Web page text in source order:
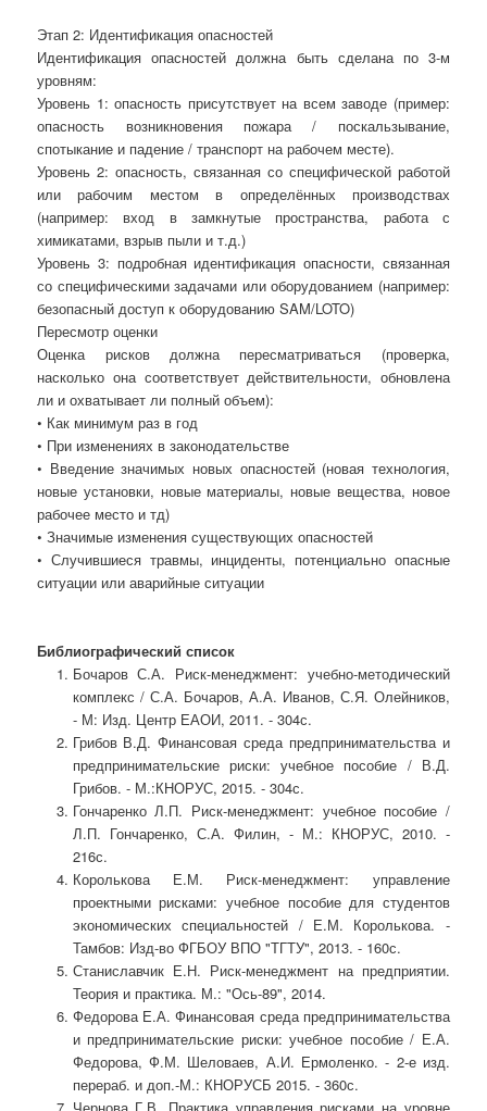
Этап 2: Идентификация опасностей
Идентификация опасностей должна быть сделана по 3-м
уровням:
Уровень 1: опасность присутствует на всем заводе (пример:
опасность возникновения пожара / поскальзывание,
спотыкание и падение / транспорт на рабочем месте).
Уровень 2: опасность, связанная со специфической работой
или рабочим местом в определённых производствах
(например: вход в замкнутые пространства, работа с
химикатами, взрыв пыли и т.д.)
Уровень 3: подробная идентификация опасности, связанная
со специфическими задачами или оборудованием (например:
безопасный доступ к оборудованию SAM/LOTO)
Пересмотр оценки
Оценка рисков должна пересматриваться (проверка,
насколько она соответствует действительности, обновлена
ли и охватывает ли полный объем):
• Как минимум раз в год
• При изменениях в законодательстве
• Введение значимых новых опасностей (новая технология,
новые установки, новые материалы, новые вещества, новое
рабочее место и тд)
• Значимые изменения существующих опасностей
• Случившиеся травмы, инциденты, потенциально опасные
ситуации или аварийные ситуации
Библиографический список
Бочаров С.А. Риск-менеджмент: учебно-методический
комплекс / С.А. Бочаров, А.А. Иванов, С.Я. Олейников,
- М: Изд. Центр ЕАОИ, 2011. - 304с.
Грибов В.Д. Финансовая среда предпринимательства и
предпринимательские риски: учебное пособие / В.Д.
Грибов. - М.:КНОРУС, 2015. - 304с.
Гончаренко Л.П. Риск-менеджмент: учебное пособие /
Л.П. Гончаренко, С.А. Филин, - М.: КНОРУС, 2010. -
216с.
Королькова Е.М. Риск-менеджмент: управление
проектными рисками: учебное пособие для студентов
экономических специальностей / Е.М. Королькова. -
Тамбов: Изд-во ФГБОУ ВПО "ТГТУ", 2013. - 160с.
Станиславчик Е.Н. Риск-менеджмент на предприятии.
Теория и практика. М.: "Ось-89", 2014.
Федорова Е.А. Финансовая среда предпринимательства
и предпринимательские риски: учебное пособие / Е.А.
Федорова, Ф.М. Шеловаев, А.И. Ермоленко. - 2-е изд.
перераб. и доп.-М.: КНОРУСБ 2015. - 360с.